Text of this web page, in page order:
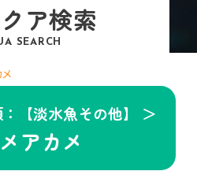
ア検索
SEARCH
【淡水魚その他】 ＞
アカメ